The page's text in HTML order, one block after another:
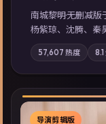
南城黎明·无删减
杨紫琼、沈腾、秦
执念在暴风雨夜正
通过「国产免费观
作，畅享高清在线
57,607 热度 8.1
导演剪辑版